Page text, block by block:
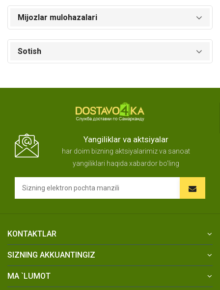
Mijozlar mulohazalari
Sotish
Yangiliklar va aktsiyalar
har doim bizning aktsiyalarimiz va sanoat
yangiliklari haqida xabardor bo'ling
KONTAKTLAR
SIZNING AKKUANTINGIZ
MA `LUMOT